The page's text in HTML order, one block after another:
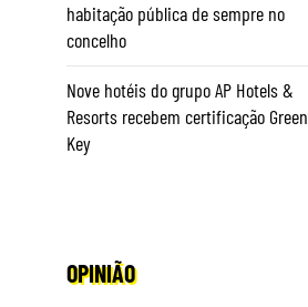
habitação pública de sempre no
concelho
Nove hotéis do grupo AP Hotels &
Resorts recebem certificação Green
Key
OPINIÃO